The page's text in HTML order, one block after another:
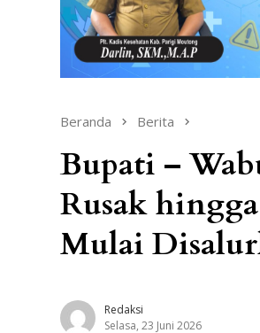
Beranda Berita
Bupati –
Rusak
Mulai
Redaksi
Selasa, 23 Juni 2026